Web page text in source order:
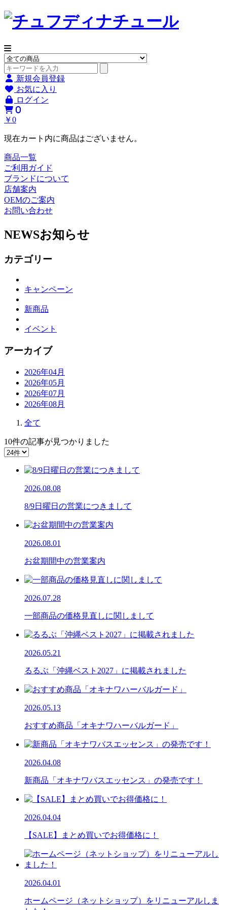
新規会員登録
お気に入り
ログイン
0
￥0
現在カート内に商品はございません。
商品一覧
ご利用ガイド
ブランドについて
店舗案内
OEMのご案内
お問い合わせ
NEWSお知らせ
カテゴリー
キャンペーン
新商品
イベント
アーカイブ
2026年04月
2026年05月
2026年07月
2026年08月
全て
10件の記事が見つかりました
2026.08.08
8/9日曜日の営業につきまして
2026.08.01
お盆期間中の営業案内
2026.07.28
一部商品の価格見直しに関しまして
2026.05.21
るるぶ「沖縄ベスト2027」に掲載されました
2026.05.13
おすすめ商品「オキナワハーバルガード」
2026.04.08
新商品「オキナワバスエッセンス」の発売です！
2026.04.04
【SALE】まとめ買いでお得価格に！
2026.04.01
ホームページ（ネットショップ）をリニューアルしま